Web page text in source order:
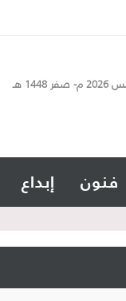
هـ
فنون إبداع